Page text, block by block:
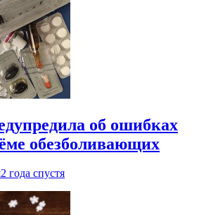
об ошибках
обезболивающих
2 года спустя